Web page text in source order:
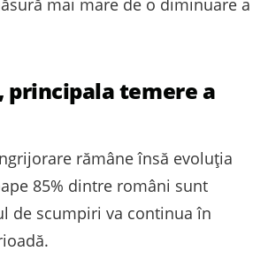
principala temere a
rămâne însă evoluția
85% dintre români sunt
de scumpiri va continua în